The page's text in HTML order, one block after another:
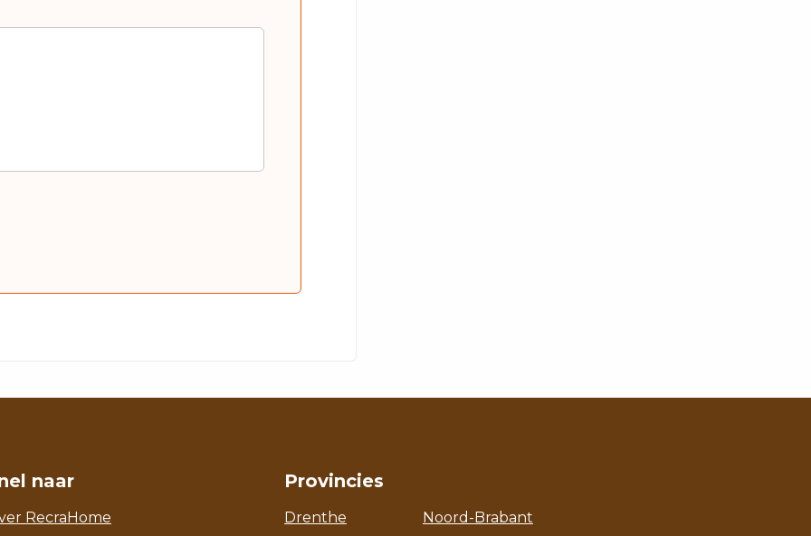
naar
RecraHome
Provincies
Drenthe
Noord-Brabant